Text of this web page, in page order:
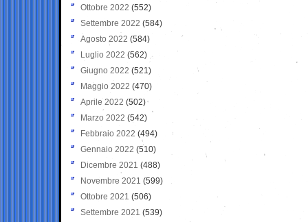
Ottobre 2022 (552)
Settembre 2022 (584)
Agosto 2022 (584)
Luglio 2022 (562)
Giugno 2022 (521)
Maggio 2022 (470)
Aprile 2022 (502)
Marzo 2022 (542)
Febbraio 2022 (494)
Gennaio 2022 (510)
Dicembre 2021 (488)
Novembre 2021 (599)
Ottobre 2021 (506)
Settembre 2021 (539)